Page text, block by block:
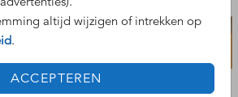
altijd wijzigen of intrekken op
.
ACCEPTEREN